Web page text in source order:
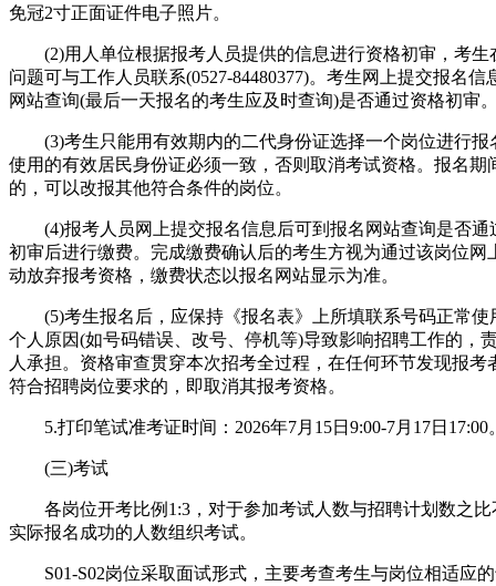
免冠2寸正面证件电子照片。
(2)用人单位根据报考人员提供的信息进行资格初审，考生
问题可与工作人员联系(0527-84480377)。考生网上提交报名信
网站查询(最后一天报名的考生应及时查询)是否通过资格初审
(3)考生只能用有效期内的二代身份证选择一个岗位进行报
使用的有效居民身份证必须一致，否则取消考试资格。报名期
的，可以改报其他符合条件的岗位。
(4)报考人员网上提交报名信息后可到报名网站查询是否通
初审后进行缴费。完成缴费确认后的考生方视为通过该岗位网
动放弃报考资格，缴费状态以报名网站显示为准。
(5)考生报名后，应保持《报名表》上所填联系号码正常使
个人原因(如号码错误、改号、停机等)导致影响招聘工作的，
人承担。资格审查贯穿本次招考全过程，在任何环节发现报考
符合招聘岗位要求的，即取消其报考资格。
5.打印笔试准考证时间：2026年7月15日9:00-7月17日17:00
(三)考试
各岗位开考比例1:3，对于参加考试人数与招聘计划数之比
实际报名成功的人数组织考试。
S01-S02岗位采取面试形式，主要考查考生与岗位相适应